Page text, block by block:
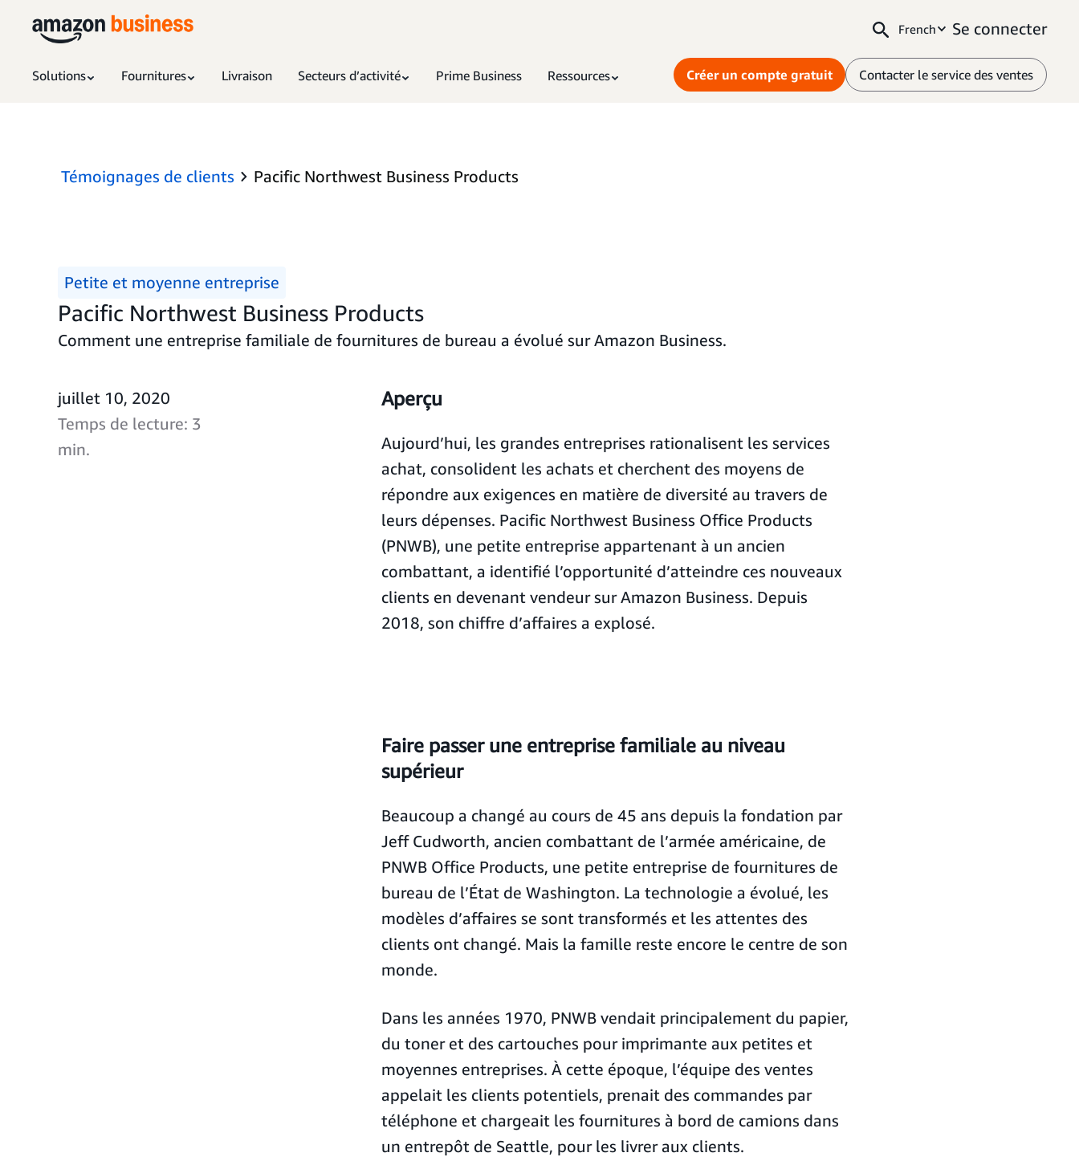
French Se connecter
Solutions Fournitures Livraison Secteurs d’activité Prime Business Ressources Créer un compte gratuit Contacter le service des ventes
Témoignages de clients Pacific Northwest Business Products
Petite et moyenne entreprise
Pacific Northwest Business Products
Comment une entreprise familiale de fournitures de bureau a évolué sur Amazon Business.
juillet 10, 2020
Temps de lecture: 3
min.
Aperçu
Aujourd’hui, les grandes entreprises rationalisent les services
achat, consolident les achats et cherchent des moyens de
répondre aux exigences en matière de diversité au travers de
leurs dépenses. Pacific Northwest Business Office Products
(PNWB), une petite entreprise appartenant à un ancien
combattant, a identifié l’opportunité d’atteindre ces nouveaux
clients en devenant vendeur sur Amazon Business. Depuis
2018, son chiffre d’affaires a explosé.
Faire passer une entreprise familiale au niveau
supérieur
Beaucoup a changé au cours de 45 ans depuis la fondation par
Jeff Cudworth, ancien combattant de l’armée américaine, de
PNWB Office Products, une petite entreprise de fournitures de
bureau de l’État de Washington. La technologie a évolué, les
modèles d’affaires se sont transformés et les attentes des
clients ont changé. Mais la famille reste encore le centre de son
monde.
Dans les années 1970, PNWB vendait principalement du papier,
du toner et des cartouches pour imprimante aux petites et
moyennes entreprises. À cette époque, l’équipe des ventes
appelait les clients potentiels, prenait des commandes par
téléphone et chargeait les fournitures à bord de camions dans
un entrepôt de Seattle, pour les livrer aux clients.